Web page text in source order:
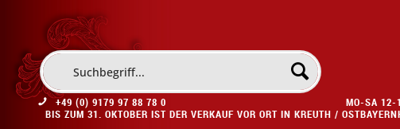
+49 (0) 9179 97 88 78 0
MO-SA 12-
BIS ZUM 31. OKTOBER IST DER VERKAUF VOR ORT IN KREUTH /